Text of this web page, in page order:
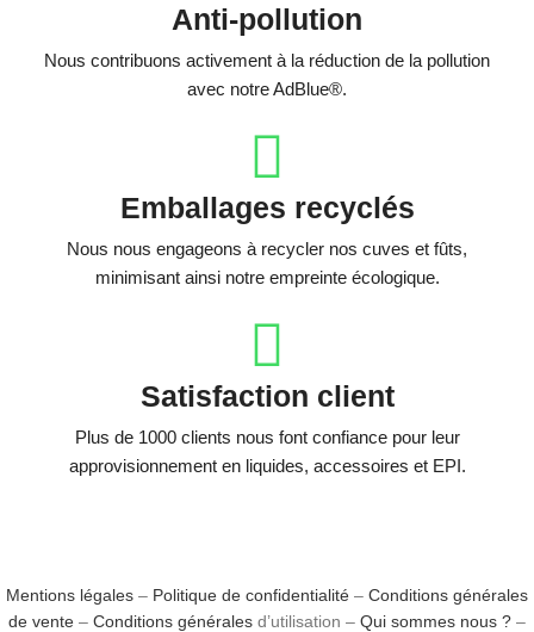
Anti-pollution
Nous contribuons activement à la réduction de la pollution
avec notre AdBlue®.
Emballages recyclés
Nous nous engageons à recycler nos cuves et fûts,
minimisant ainsi notre empreinte écologique.
Satisfaction client
Plus de 1000 clients nous font confiance pour leur
approvisionnement en liquides, accessoires et EPI.
Mentions légales – Politique de confidentialité – Conditions générales
de vente – Conditions générales d’utilisation – Qui sommes nous ? –